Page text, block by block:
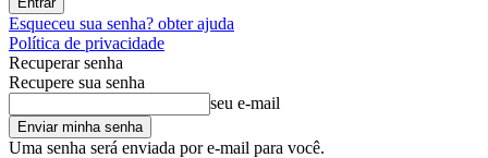
Esqueceu sua senha? obter ajuda
Política de privacidade
Recuperar senha
Recupere sua senha
seu e-mail
Uma senha será enviada por e-mail para você.